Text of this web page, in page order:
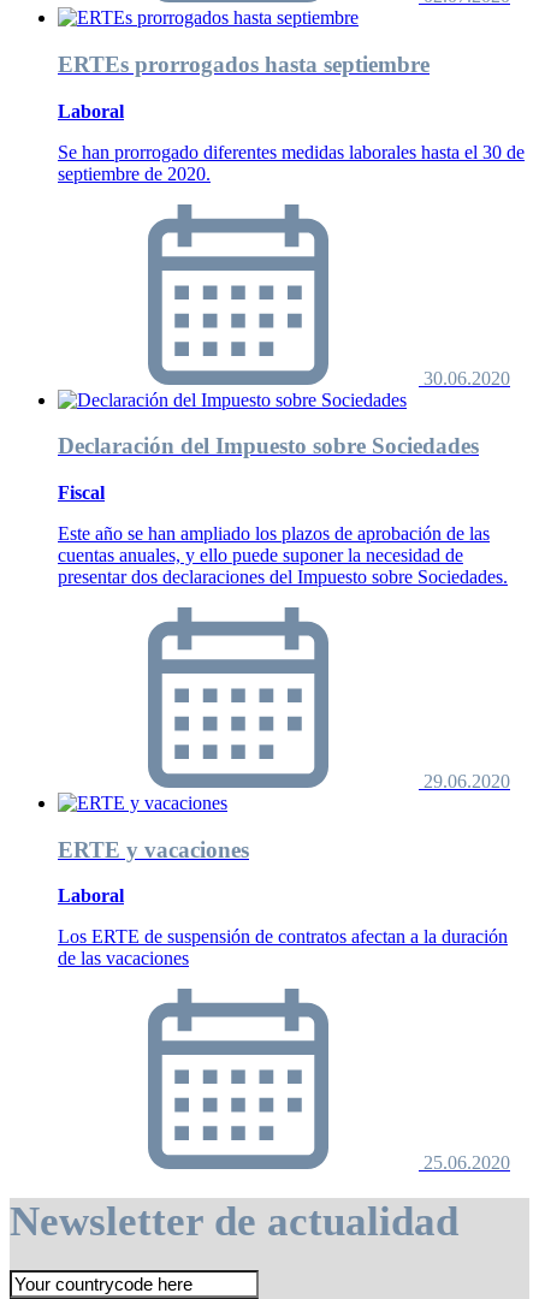
ERTEs prorrogados hasta septiembre
Laboral
Se han prorrogado diferentes medidas laborales hasta el 30 de
septiembre de 2020.
30.06.2020
Declaración del Impuesto sobre Sociedades
Fiscal
Este año se han ampliado los plazos de aprobación de las
cuentas anuales, y ello puede suponer la necesidad de
presentar dos declaraciones del Impuesto sobre Sociedades.
29.06.2020
ERTE y vacaciones
Laboral
Los ERTE de suspensión de contratos afectan a la duración
de las vacaciones
25.06.2020
Newsletter de actualidad